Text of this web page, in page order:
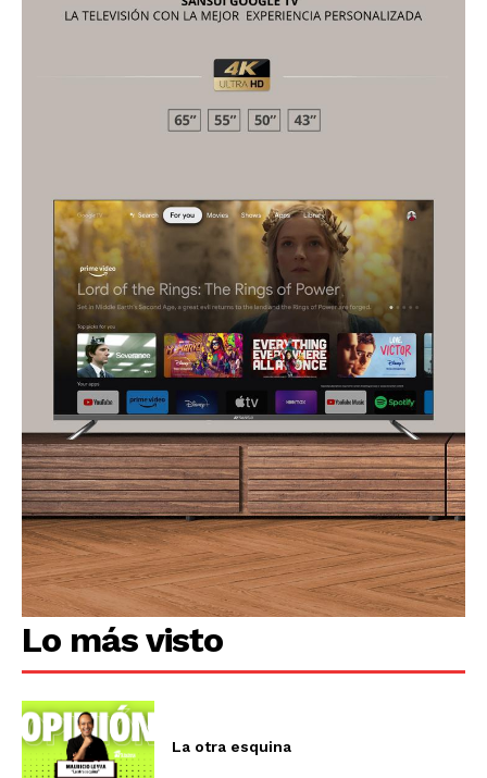
Lo más visto
La otra esquina